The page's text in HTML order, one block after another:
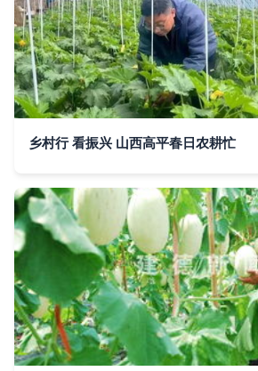
乡村行 看振兴 山西高平春日农耕忙